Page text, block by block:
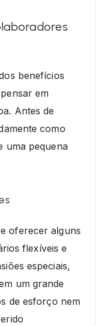
benefícios
em
Antes de
como
uma pequena
oferecer alguns
flexíveis e
especiais,
um grande
de esforço nem